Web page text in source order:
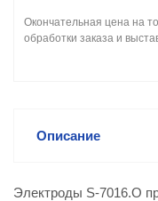
Окончательная цена на
обработки заказа и
Описание
Электроды S-7016.O